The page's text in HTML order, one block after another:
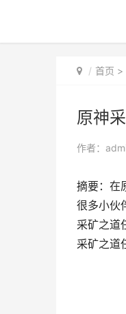
首页 >
原神
作者：
摘要：在
很多小伙
采矿之道
采矿之道